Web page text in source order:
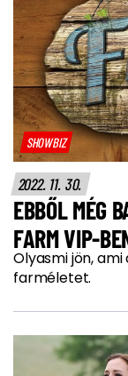
SHOWBIZ
2022. 11. 30.
EBBŐL MÉG
FARM VIP-
Olyasmi jön,
farméletet.